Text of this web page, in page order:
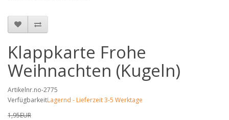
Klappkarte Frohe
Weihnachten (Kugeln)
Artikelnr.no-2775
VerfügbarkeitLagernd - Lieferzeit 3-5 Werktage
1,95EUR